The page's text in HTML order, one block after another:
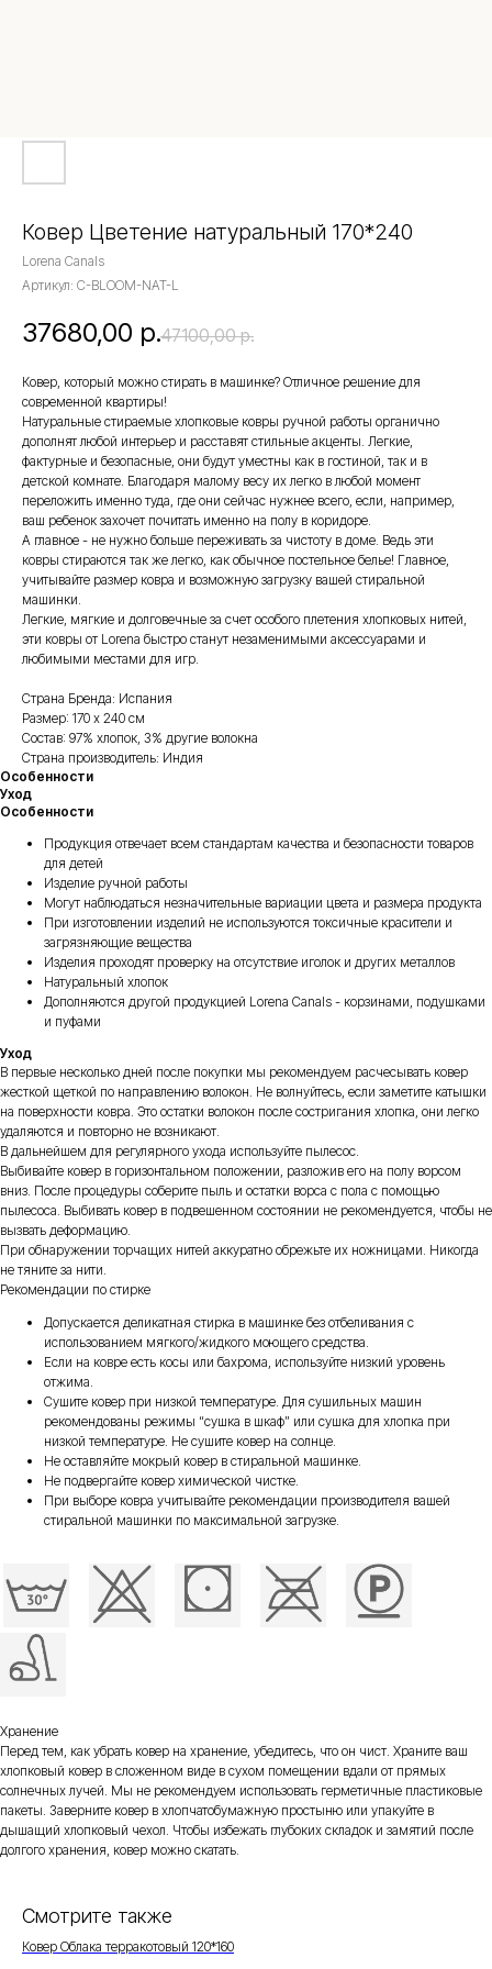
Ковер Цветение натуральный 170*240
Lorena Canals
Артикул: C-BLOOM-NAT-L
37680,00 р.47100,00 р.
Ковер, который можно стирать в машинке? Отличное решение для
современной квартиры!
Натуральные стираемые хлопковые ковры ручной работы органично
дополнят любой интерьер и расставят стильные акценты. Легкие,
фактурные и безопасные, они будут уместны как в гостиной, так и в
детской комнате. Благодаря малому весу их легко в любой момент
переложить именно туда, где они сейчас нужнее всего, если, например,
ваш ребенок захочет почитать именно на полу в коридоре.
А главное - не нужно больше переживать за чистоту в доме. Ведь эти
ковры стираются так же легко, как обычное постельное белье! Главное,
учитывайте размер ковра и возможную загрузку вашей стиральной
машинки.
Легкие, мягкие и долговечные за счет особого плетения хлопковых нитей,
эти ковры от Lorena быстро станут незаменимыми аксессуарами и
любимыми местами для игр.
Страна Бренда: Испания
Размер: 170 х 240 см
Состав: 97% хлопок, 3% другие волокна
Страна производитель: Индия
Особенности
Уход
Особенности
Продукция отвечает всем стандартам качества и безопасности товаров
для детей
Изделие ручной работы
Могут наблюдаться незначительные вариации цвета и размера продукта
При изготовлении изделий не используются токсичные красители и
загрязняющие вещества
Изделия проходят проверку на отсутствие иголок и других металлов
Натуральный хлопок
Дополняются другой продукцией Lorena Canals - корзинами, подушками
и пуфами
Уход
В первые несколько дней после покупки мы рекомендуем расчесывать ковер
жесткой щеткой по направлению волокон. Не волнуйтесь, если заметите катышки
на поверхности ковра. Это остатки волокон после состригания хлопка, они легко
удаляются и повторно не возникают.
В дальнейшем для регулярного ухода используйте пылесос.
Выбивайте ковер в горизонтальном положении, разложив его на полу ворсом
вниз. После процедуры соберите пыль и остатки ворса с пола с помощью
пылесоса. Выбивать ковер в подвешенном состоянии не рекомендуется, чтобы не
вызвать деформацию.
При обнаружении торчащих нитей аккуратно обрежьте их ножницами. Никогда
не тяните за нити.
Рекомендации по стирке
Допускается деликатная стирка в машинке без отбеливания с
использованием мягкого/жидкого моющего средства.
Если на ковре есть косы или бахрома, используйте низкий уровень
отжима.
Сушите ковер при низкой температуре. Для сушильных машин
рекомендованы режимы “сушка в шкаф” или сушка для хлопка при
низкой температуре. Не сушите ковер на солнце.
Не оставляйте мокрый ковер в стиральной машинке.
Не подвергайте ковер химической чистке.
При выборе ковра учитывайте рекомендации производителя вашей
стиральной машинки по максимальной загрузке.
Хранение
Перед тем, как убрать ковер на хранение, убедитесь, что он чист. Храните ваш
хлопковый ковер в сложенном виде в сухом помещении вдали от прямых
солнечных лучей. Мы не рекомендуем использовать герметичные пластиковые
пакеты. Заверните ковер в хлопчатобумажную простыню или упакуйте в
дышащий хлопковый чехол. Чтобы избежать глубоких складок и замятий после
долгого хранения, ковер можно скатать.
Смотрите также
Ковер Облака терракотовый 120*160